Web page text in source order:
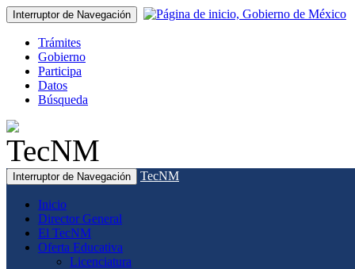
Interruptor de Navegación
Trámites
Gobierno
Participa
Datos
Búsqueda
Interruptor de Navegación TecNM
Inicio
Director General
El TecNM
Oferta Educativa
Licenciatura